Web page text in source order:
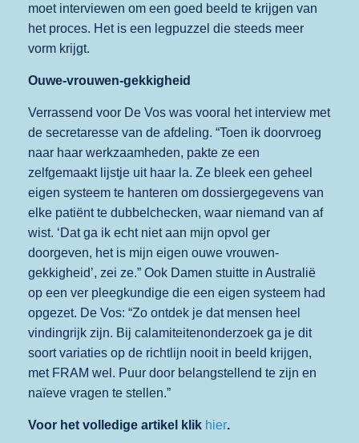
moet interviewen om een goed beeld te krijgen van
het proces. Het is een legpuzzel die steeds meer
vorm krijgt.
Ouwe-vrouwen-gekkigheid
Verrassend voor De Vos was vooral het interview met
de secretaresse van de afdeling. “Toen ik doorvroeg
naar haar werkzaamheden, pakte ze een
zelfgemaakt lijstje uit haar la. Ze bleek een geheel
eigen systeem te hanteren om dossiergegevens van
elke patiënt te dubbelchecken, waar niemand van af
wist. ‘Dat ga ik echt niet aan mijn opvol ger
doorgeven, het is mijn eigen ouwe vrouwen-
gekkigheid’, zei ze.” Ook Damen stuitte in Australië
op een ver pleegkundige die een eigen systeem had
opgezet. De Vos: “Zo ontdek je dat mensen heel
vindingrijk zijn. Bij calamiteitenonderzoek ga je dit
soort variaties op de richtlijn nooit in beeld krijgen,
met FRAM wel. Puur door belangstellend te zijn en
naïeve vragen te stellen.”
Voor het volledige artikel klik hier.